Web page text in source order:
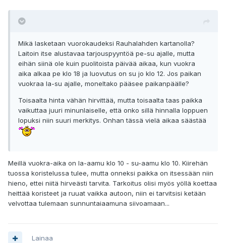
Mikä lasketaan vuorokaudeksi Rauhalahden kartanolla?
Laitoin itse alustavaa tarjouspyyntöä pe-su ajalle, mutta
eihän siinä ole kuin puolitoista päivää aikaa, kun vuokra
aika alkaa pe klo 18 ja luovutus on su jo klo 12. Jos paikan
vuokraa la-su ajalle, moneltako pääsee paikanpäälle?
Toisaalta hinta vähän hirvittää, mutta toisaalta taas paikka
vaikuttaa juuri minunlaiselle, että onko sillä hinnalla loppuen
lopuksi niin suuri merkitys. Onhan tässä vielä aikaa säästää
Meillä vuokra-aika on la-aamu klo 10 - su-aamu klo 10. Kiirehän
tuossa koristelussa tulee, mutta onneksi paikka on itsessään niin
hieno, ettei niitä hirveästi tarvita. Tarkoitus olisi myös yöllä koettaa
heittää koristeet ja ruuat vaikka autoon, niin ei tarvitsisi ketään
velvottaa tulemaan sunnuntaiaamuna siivoamaan...
Lainaa